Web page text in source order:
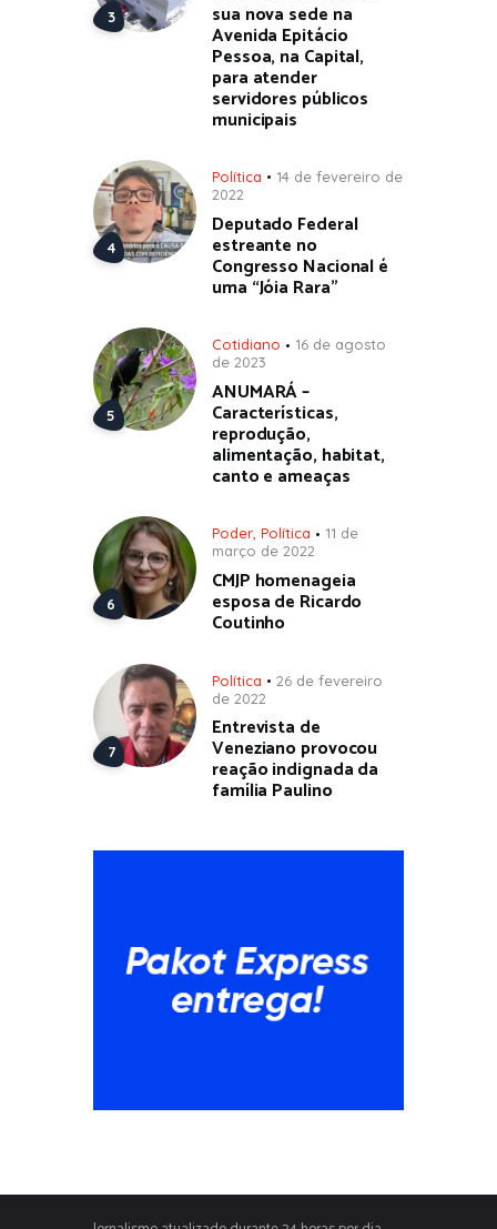
sua nova sede na
Avenida Epitácio
Pessoa, na Capital,
para atender
servidores públicos
municipais
Política
14 de fevereiro de
2022
Deputado Federal
estreante no
Congresso Nacional é
uma “Jóia Rara”
Cotidiano
16 de agosto
de 2023
ANUMARÁ –
Características,
reprodução,
alimentação, habitat,
canto e ameaças
Poder, Política
11 de
março de 2022
CMJP homenageia
esposa de Ricardo
Coutinho
Política
26 de fevereiro
de 2022
Entrevista de
Veneziano provocou
reação indignada da
família Paulino